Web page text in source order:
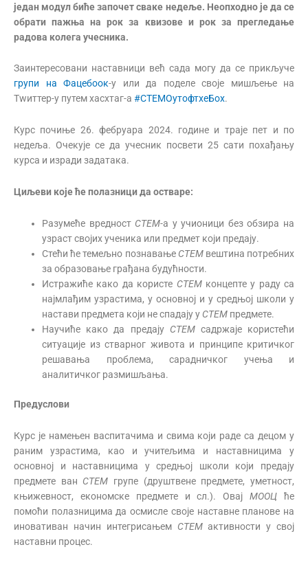
један модул биће започет сваке недеље. Неопходно је да се
обрати пажња на рок за квизове и рок за прегледање
радова колега учесника.
Заинтересовани наставници већ сада могу да се прикључе
групи на Фацебоок-у или да поделе своје мишљење на
Тwиттер-у путем хасхтаг-а #СТЕМОутофтхеБоx.
Курс почиње 26. фебруара 2024. године и траје пет и по
недеља. Очекује се да учесник посвети 25 сати похађању
курса и изради задатака.
Циљеви које ће полазници да остваре:
Разумеће вредност СТЕМ-а у учионици без обзира на
узраст својих ученика или предмет који предају.
Стећи ће темељно познавање СТЕМвештина потребних
за образовање грађана будућности.
Истражиће како да користе СТЕМконцепте у раду са
најмлађим узрастима, у основној и у средњој школи у
настави предмета који не спадају у СТЕМ предмете.
Научиће како да предају СТЕМсадржаје користећи
ситуације из стварног живота и принципе критичког
решавања проблема, сарадничког учења и
аналитичког размишљања.
Предуслови
Курс је намењен васпитачима и свима који раде са децом у
раним узрастима, као и учитељима и наставницима у
основној и наставницима у средњој школи који предају
предмете ван СТЕМ групе (друштвене предмете, уметност,
књижевност, економске предмете и сл.). ОвајМООЦ ће
помоћи полазницима да осмисле своје наставне планове на
иновативан начин интегрисањем СТЕМактивности у свој
наставни процес.